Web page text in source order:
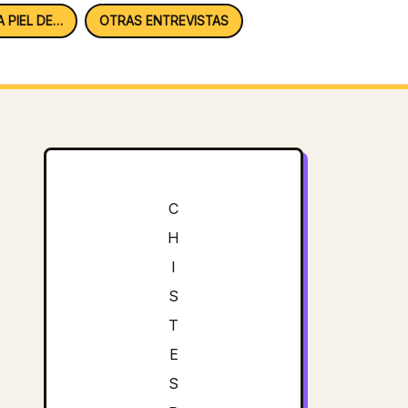
PIEL DE… OTRAS ENTREVISTAS
C
H
I
S
T
E
S